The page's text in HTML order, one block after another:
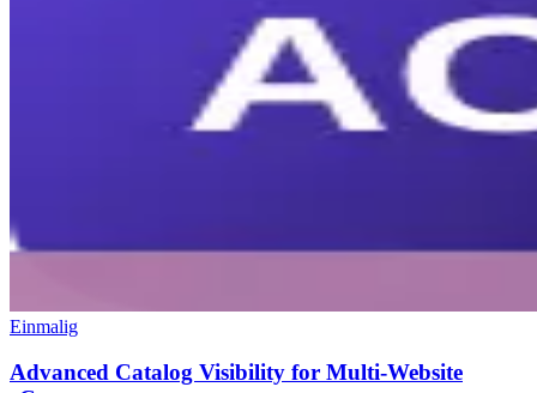
Einmalig
Advanced Catalog Visibility for Multi-Website